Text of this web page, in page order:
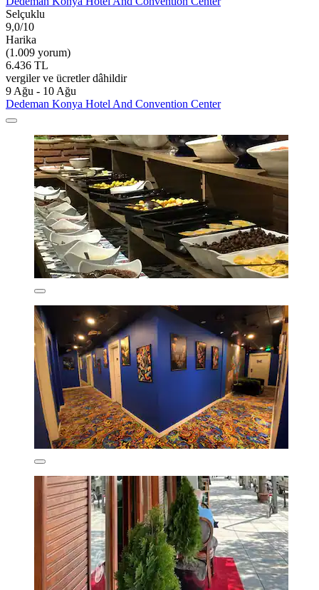
Selçuklu
9,0/10
Harika
(1.009 yorum)
6.436 TL
vergiler ve ücretler dâhildir
9 Ağu - 10 Ağu
Dedeman Konya Hotel And Convention Center